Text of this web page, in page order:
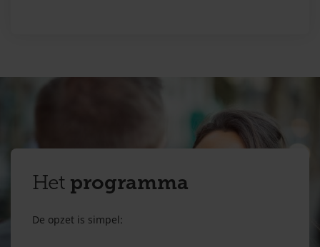
Het programma
De opzet is simpel: